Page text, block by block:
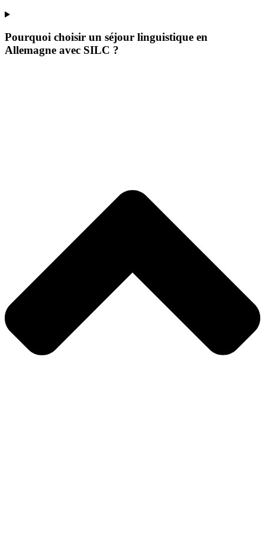
Pourquoi choisir un séjour linguistique en
Allemagne avec SILC ?